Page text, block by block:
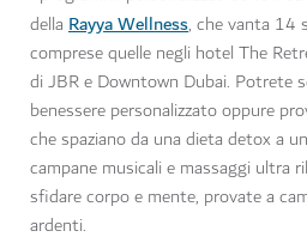
della Rayya Wellness, che vanta 14
comprese quelle negli hotel The
di JBR e Downtown Dubai. Potrete
benessere personalizzato oppure
che spaziano da una dieta detox a
campane musicali e massaggi ultra
sfidare corpo e mente, provate a
ardenti.